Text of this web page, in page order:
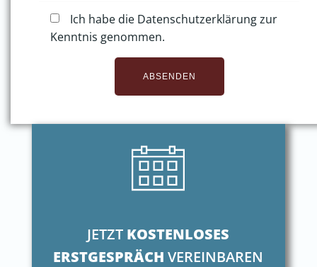
Ich habe die Datenschutzerklärung zur
Kenntnis genommen.
JETZT KOSTENLOSES
ERSTGESPRÄCH VEREINBAREN